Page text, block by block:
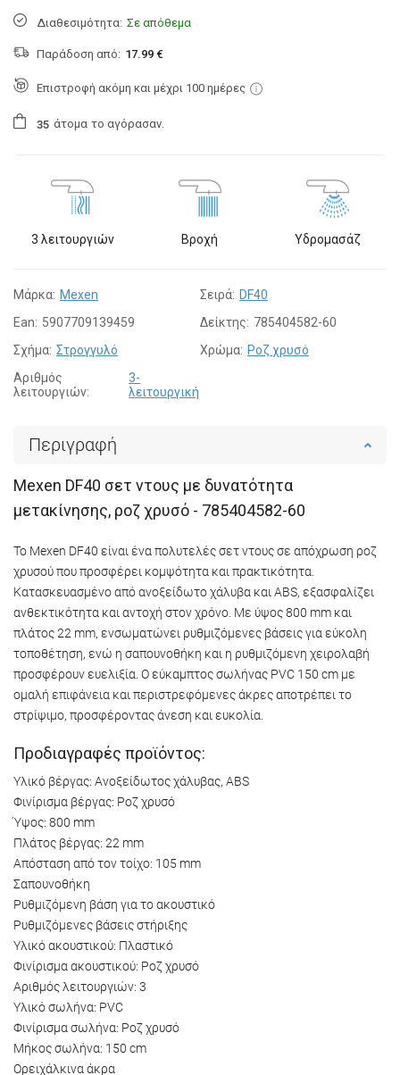
Διαθεσιμότητα: Σε απόθεμα
Παράδοση από: 17.99 €
Επιστροφή ακόμη και μέχρι 100 ημέρες
35 άτομα το αγόρασαν.
3 λειτουργιών Βροχή Υδρομασάζ
Μάρκα: Mexen Σειρά: DF40
Ean: 5907709139459 Δείκτης: 785404582-60
Σχήμα: Στρογγυλό Χρώμα: Ροζ χρυσό
Αριθμός
λειτουργιών:
3-
λειτουργική
Περιγραφή
Mexen DF40 σετ ντους με δυνατότητα
μετακίνησης, ροζ χρυσό - 785404582-60
Το Mexen DF40 είναι ένα πολυτελές σετ ντους σε απόχρωση ροζ
χρυσού που προσφέρει κομψότητα και πρακτικότητα.
Κατασκευασμένο από ανοξείδωτο χάλυβα και ABS, εξασφαλίζει
ανθεκτικότητα και αντοχή στον χρόνο. Με ύψος 800 mm και
πλάτος 22 mm, ενσωματώνει ρυθμιζόμενες βάσεις για εύκολη
τοποθέτηση, ενώ η σαπουνοθήκη και η ρυθμιζόμενη χειρολαβή
προσφέρουν ευελιξία. Ο εύκαμπτος σωλήνας PVC 150 cm με
ομαλή επιφάνεια και περιστρεφόμενες άκρες αποτρέπει το
στρίψιμο, προσφέροντας άνεση και ευκολία.
Προδιαγραφές προϊόντος:
Υλικό βέργας: Ανοξείδωτος χάλυβας, ABS
Φινίρισμα βέργας: Ροζ χρυσό
Ύψος: 800 mm
Πλάτος βέργας: 22 mm
Απόσταση από τον τοίχο: 105 mm
Σαπουνοθήκη
Ρυθμιζόμενη βάση για το ακουστικό
Ρυθμιζόμενες βάσεις στήριξης
Υλικό ακουστικού: Πλαστικό
Φινίρισμα ακουστικού: Ροζ χρυσό
Αριθμός λειτουργιών: 3
Υλικό σωλήνα: PVC
Φινίρισμα σωλήνα: Ροζ χρυσό
Μήκος σωλήνα: 150 cm
Ορειχάλκινα άκρα